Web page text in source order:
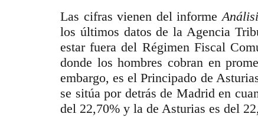
Las cifras vienen del informe
los últimos datos de la Agencia
estar fuera del Régimen Fiscal
donde los hombres cobran en
embargo, es el Principado de
se sitúa por detrás de Madrid en
del 22,70% y la de Asturias es del